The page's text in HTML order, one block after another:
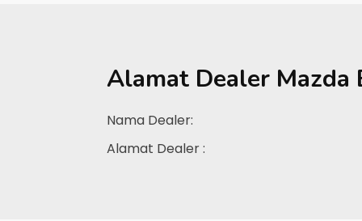
Alamat Dealer Mazda
Nama Dealer:
Alamat Dealer :